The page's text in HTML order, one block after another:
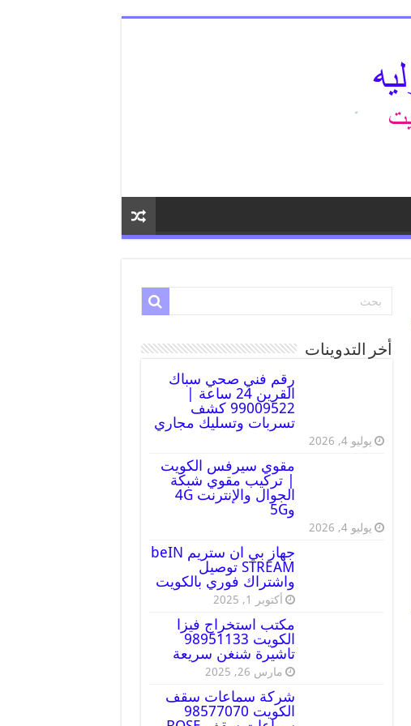
أخر التدوينات
رقم فني صحي سباك
القرين 24 ساعة |
99009522 كشف
تسربات وتسليك مجاري
يوليو 4, 2026
مقوي سيرفس الكويت
| تركيب مقوي شبكة
الجوال والإنترنت 4G
و5G
يوليو 4, 2026
جهاز بي ان ستريم beIN
STREAM توصيل
واشتراك فوري بالكويت
أكتوبر 1, 2025
مكتب استخراج فيزا
الكويت 98951133
تاشيرة شنغن سريعة
مارس 26, 2025
شركة سماعات سقف
الكويت 98577070